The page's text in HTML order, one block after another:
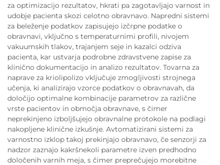
za optimizacijo rezultatov, hkrati pa zagotavljajo varnost in
udobje pacienta skozi celotno obravnavo. Napredni sistemi
za beleženje podatkov zapisujejo izčrpne podatke o
obravnavi, vključno s temperaturnimi profili, nivojem
vakuumskih tlakov, trajanjem seje in kazalci odziva
pacienta, kar ustvarja podrobne zdravstvene zapise za
klinično dokumentacijo in analizo rezultatov. Tovarna za
naprave za kriolipolizo vključuje zmogljivosti strojnega
učenja, ki analizirajo vzorce podatkov o obravnavah, da
določijo optimalne kombinacije parametrov za različne
vrste pacientov in območja obravnave, s čimer
neprekinjeno izboljšujejo obravnalne protokole na podlagi
nakopljene klinične izkušnje. Avtomatizirani sistemi za
varnostno izklop takoj prekinjajo obravnavo, če senzorji za
nadzor zaznajo kakršnekoli parametre izven predhodno
določenih varnih meja, s čimer preprečujejo morebitne